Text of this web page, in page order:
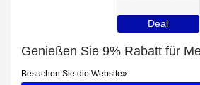
Deal
Besuchen Sie die Website